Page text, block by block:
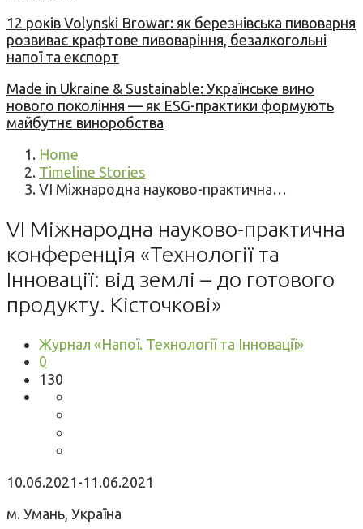
12 років Volynski Browar: як березнівська пивоварня
розвиває крафтове пивоваріння, безалкогольні
напої та експорт
Made in Ukraine & Sustainable: Українське вино
нового покоління — як ESG-практики формують
майбутнє виноробства
Home
Timeline Stories
VI Міжнародна науково-практична…
VI Міжнародна науково-практична
конференція «Технології та
Інновації: від землі – до готового
продукту. Кісточкові»
Журнал «Напої. Технології та Інновації»
0
130
10.06.2021-11.06.2021
м. Умань, Україна